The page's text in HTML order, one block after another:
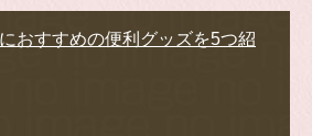
おすすめの便利グッズを5つ紹